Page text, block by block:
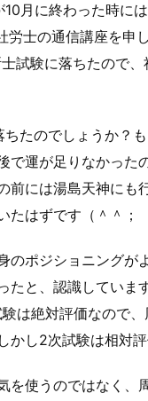
月に終わった時に
労士の通信講座を申
試験に落ちたので
たのでしょうか？
で運が足りなかった
前には湯島天神にも
たはずです（＾＾；
のポジショニングが
たと、認識していま
は絶対評価なので
かし2次試験は相対評
を使うのではなく、